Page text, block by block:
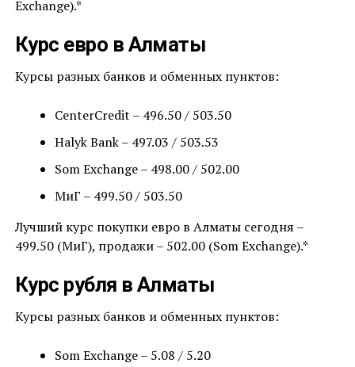
Exchange).*
Курс евро в Алматы
Курсы разных банков и обменных пунктов:
CenterCredit – 496.50 / 503.50
Halyk Bank – 497.03 / 503.53
Som Exchange – 498.00 / 502.00
МиГ – 499.50 / 503.50
Лучший курс покупки евро в Алматы сегодня –
499.50 (МиГ), продажи – 502.00 (Som Exchange).*
Курс рубля в Алматы
Курсы разных банков и обменных пунктов:
Som Exchange – 5.08 / 5.20